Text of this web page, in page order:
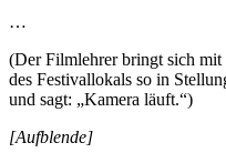
…
(Der Filmlehrer bringt sich mit
des Festivallokals so in
und sagt: „Kamera läuft.“)
[Aufblende]